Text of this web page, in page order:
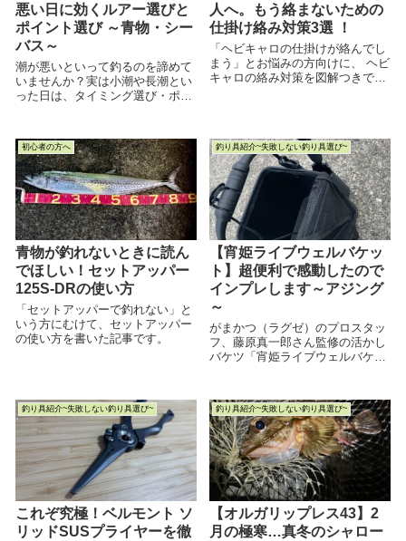
悪い日に効くルアー選びと
ポイント選び ～青物・シー
バス～
潮が悪いといって釣るのを諦めて
いませんか？実は小潮や長潮とい
った日は、タイミング選び・ポイ
日にもなります。そんな方程式と
なる理論をこの記事ではご紹介し
ていきます。 主に青物のショアジ
ギングや、シーバス狙いについて
述べていますが、ルアーを替えれ
ばフラットフィッシュにも精通す
る理論ですのでどうかご参考にし
てみてください
人へ。もう絡まないための
仕掛け絡み対策3選 ！
「ヘビキャロの仕掛けが絡んでし
まう」とお悩みの方向けに、 ヘビ
キャロの絡み対策を図解つきでわ
初心者の方へ
青物が釣れないときに読ん
でほしい！セットアッパー
125S-DRの使い方
「セットアッパーで釣れない」と
いう方にむけて、セットアッパー
の使い方を書いた記事です。
釣り具紹介~失敗しない釣り具選び~
【宵姫ライブウェルバケッ
ト】超便利で感動したので
インプレします～アジング
～
がまかつ（ラグゼ）のプロスタッ
フ、藤原真一郎さん監修の活かし
バケツ「宵姫ライブウェルバケッ
た記事です。
釣り具紹介~失敗しない釣り具選び~
これぞ究極！ベルモント ソ
リッドSUSプライヤーを徹
釣り具紹介~失敗しない釣り具選び~
【オルガリップレス43】2
月の極寒…真冬のシャロー